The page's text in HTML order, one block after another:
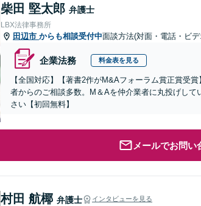
柴田 堅太郎 弁護士
LBX法律事務所
田辺市 からも相談受付中面談方法(対面・電話・ビ
企業法務 料金表を見る
【全国対応】【著書2作がM&Aフォーラム賞正賞受
者からのご相談多数。M＆Aを仲介業者に丸投げし
さい【初回無料】
メールでお問い
村田 航椰 弁護士 インタビューを見る